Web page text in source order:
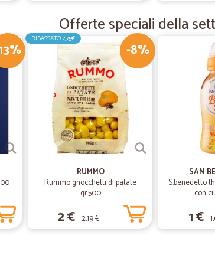
Ottimo sito
semi di
rapido e
Offerte speciali della
-8%
RIBASSATO2,75€
RUMMO
Rummo gnocchetti di patate
gr.500
2 € 2,19 €
SAN
S.benedetto
con
1 €